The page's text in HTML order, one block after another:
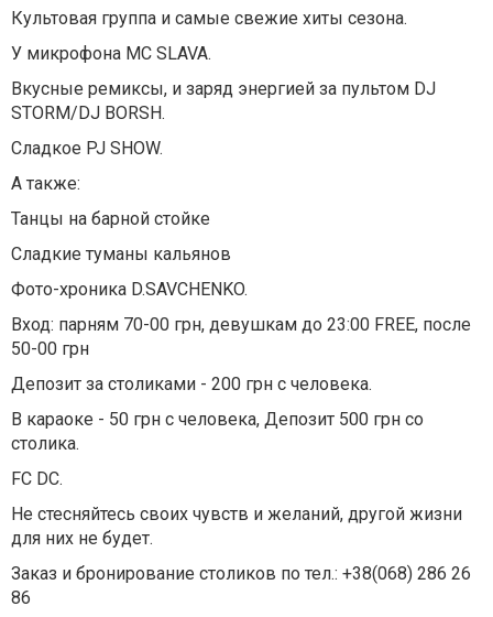
Культовая группа и самые свежие хиты сезона.
У микрофона MC SLAVA.
Вкусные ремиксы, и заряд энергией за пультом DJ
STORM/DJ BORSH.
Сладкое PJ SHOW.
А также:
Танцы на барной стойке
Сладкие туманы кальянов
Фото-хроника D.SAVCHENKO.
Вход: парням 70-00 грн, девушкам до 23:00 FREE, после
50-00 грн
Депозит за столиками - 200 грн с человека.
В караоке - 50 грн с человека, Депозит 500 грн со
столика.
FC DC.
Не стесняйтесь своих чувств и желаний, другой жизни
для них не будет.
Заказ и бронирование столиков по тел.: +38(068) 286 26
86